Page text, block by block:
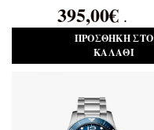
395,00€ .
ΠΡΟΣΘΉΚΗ ΣΤΟ
ΚΑΛΆΘΙ